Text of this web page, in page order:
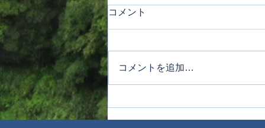
ートツアーin北九州
コメント
コメントを追加…